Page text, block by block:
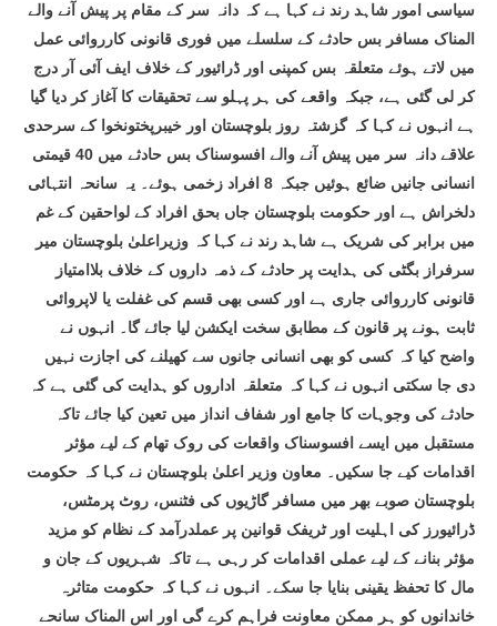
سیاسی امور شاہد رند نے کہا ہے کہ دانہ سر کے مقام پر پیش آنے والے
المناک مسافر بس حادثے کے سلسلے میں فوری قانونی کارروائی عمل
میں لاتے ہوئے متعلقہ بس کمپنی اور ڈرائیور کے خلاف ایف آئی آر درج
کر لی گئی ہے، جبکہ واقعے کی ہر پہلو سے تحقیقات کا آغاز کر دیا گیا
ہے انہوں نے کہا کہ گزشتہ روز بلوچستان اور خیبرپختونخوا کے سرحدی
علاقے دانہ سر میں پیش آنے والے افسوسناک بس حادثے میں 40 قیمتی
انسانی جانیں ضائع ہوئیں جبکہ 8 افراد زخمی ہوئے۔ یہ سانحہ انتہائی
دلخراش ہے اور حکومت بلوچستان جاں بحق افراد کے لواحقین کے غم
میں برابر کی شریک ہے شاہد رند نے کہا کہ وزیراعلیٰ بلوچستان میر
سرفراز بگٹی کی ہدایت پر حادثے کے ذمہ داروں کے خلاف بلاامتیاز
قانونی کارروائی جاری ہے اور کسی بھی قسم کی غفلت یا لاپروائی
ثابت ہونے پر قانون کے مطابق سخت ایکشن لیا جائے گا۔ انہوں نے
واضح کیا کہ کسی کو بھی انسانی جانوں سے کھیلنے کی اجازت نہیں
دی جا سکتی انہوں نے کہا کہ متعلقہ اداروں کو ہدایت کی گئی ہے کہ
حادثے کی وجوہات کا جامع اور شفاف انداز میں تعین کیا جائے تاکہ
مستقبل میں ایسے افسوسناک واقعات کی روک تھام کے لیے مؤثر
اقدامات کیے جا سکیں۔ معاون وزیر اعلیٰ بلوچستان نے کہا کہ حکومت
بلوچستان صوبے بھر میں مسافر گاڑیوں کی فٹنس، روٹ پرمٹس،
ڈرائیورز کی اہلیت اور ٹریفک قوانین پر عملدرآمد کے نظام کو مزید
مؤثر بنانے کے لیے عملی اقدامات کر رہی ہے تاکہ شہریوں کے جان و
مال کا تحفظ یقینی بنایا جا سکے۔ انہوں نے کہا کہ حکومت متاثرہ
خاندانوں کو ہر ممکن معاونت فراہم کرے گی اور اس المناک سانحے